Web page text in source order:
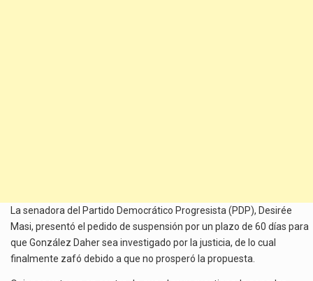
La senadora del Partido Democrático Progresista (PDP), Desirée
Masi, presentó el pedido de suspensión por un plazo de 60 días para
que González Daher sea investigado por la justicia, de lo cual
finalmente zafó debido a que no prosperó la propuesta.